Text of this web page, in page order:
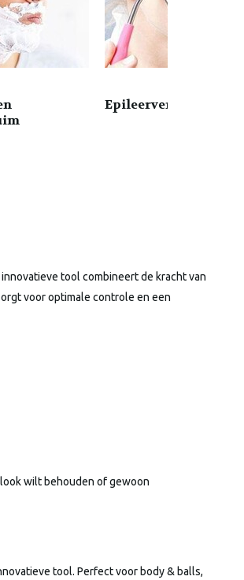
Epileerveren
tool combineert de kracht van
voor optimale controle en een
wilt behouden of gewoon
tool. Perfect voor body & balls,